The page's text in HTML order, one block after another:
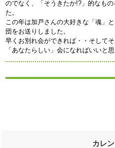
カレ
のでなく、「そうきたか!?」的なも
た。
この年は加戸さんの大好きな「魂」
団をお送りしました。
早くお別れ会ができれば・・そしてそ
「あなたらしい」会になればいいと思